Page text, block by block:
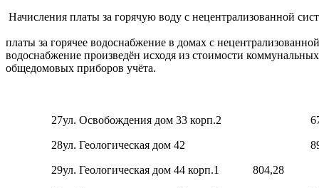
Начисления платы за горячую воду с нецентрализованной
платы за горячее водоснабжение в домах с
водоснабжение произведён исходя из стоимости
общедомовых приборов учёта.
27ул. Освобождения дом 33 корп.2
28ул. Геологическая дом 42
29ул. Геологическая дом 44 корп.1 804,28